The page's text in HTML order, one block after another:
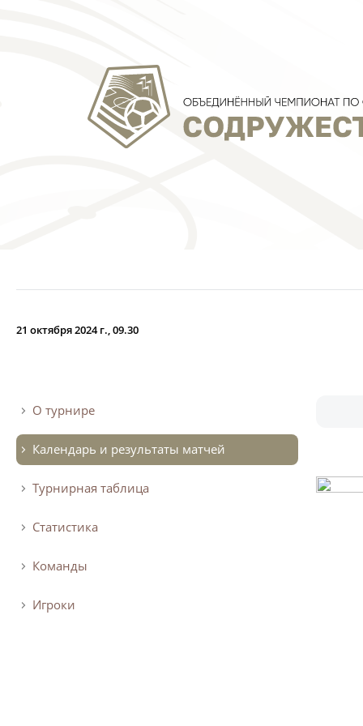
21 октября 2024 г., 09.30
ЛВУФК (U-17)
О турнире
Календарь и результаты матчей
Турнирная таблица
Статистика
Команды
Игроки